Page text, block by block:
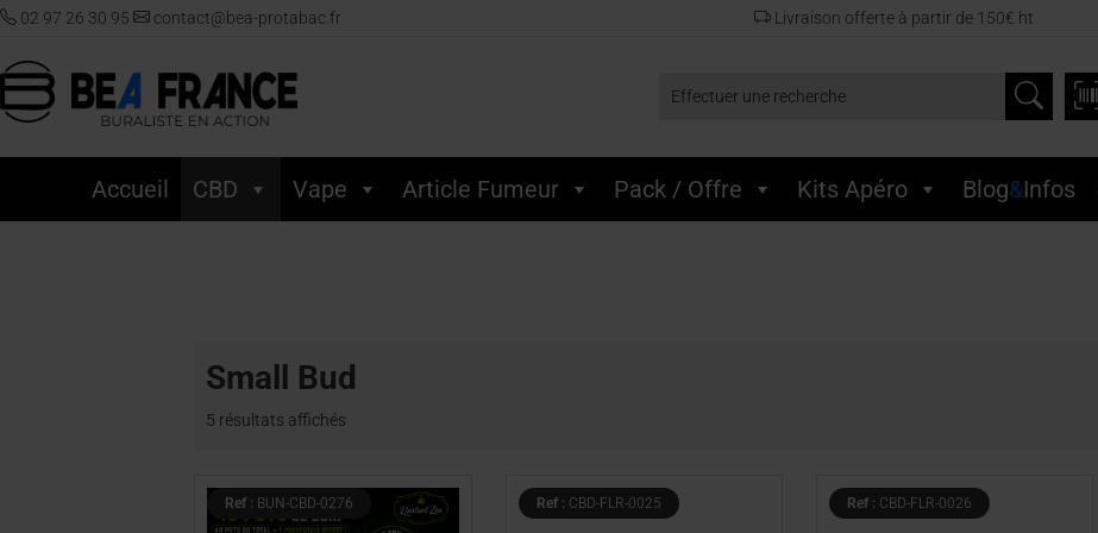
02 97 26 30 95 contact@bea-protabac.fr Livraison offerte à partir de 150€ ht
Effectuer une recherche
Accueil CBD Vape Article Fumeur Pack / Offre Kits Apéro Blog&Infos
Small Bud
5 résultats affichés
Ref : BUN-CBD-0276 Ref : CBD-FLR-0025 Ref : CBD-FLR-0026